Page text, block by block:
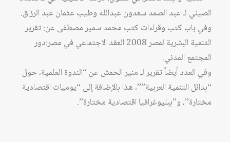
الصيني لـ عبد الصمد سعدون عبدالله وطيب عثمان عبد الرزاق.
وفي باب كتب وقراءات كتب محمد سمير مصطفى عن: تقرير
التنمية البشرية لمصر 2008 العقد الاجتماعي في مصر:دور
المجتمع المدني.
وفي العدد أيضاً تقرير لـ منير الحمش عن “الندوة العلمية، حول
“بدائل التنمية العربية””، هذا بالإضافة إلى “يوميات اقتصادية
مختارة”، و”ببليوغرافيا اقتصادية مختارة”.